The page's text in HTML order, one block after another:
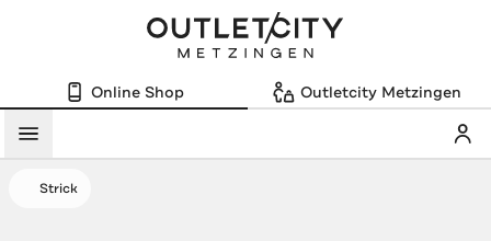
Online Shop Outletcity Metzingen
Menü
Strick